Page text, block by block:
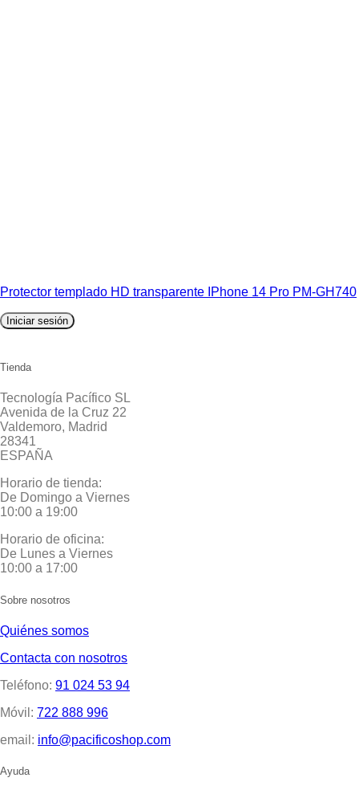
Protector templado HD transparente IPhone 14 Pro PM-GH740
Iniciar sesión
Tienda
Tecnología Pacífico SL
Avenida de la Cruz 22
Valdemoro, Madrid
28341
ESPAÑA
Horario de tienda:
De Domingo a Viernes
10:00 a 19:00
Horario de oficina:
De Lunes a Viernes
10:00 a 17:00
Sobre nosotros
Quiénes somos
Contacta con nosotros
Teléfono: 91 024 53 94
Móvil: 722 888 996
email: info@pacificoshop.com
Ayuda